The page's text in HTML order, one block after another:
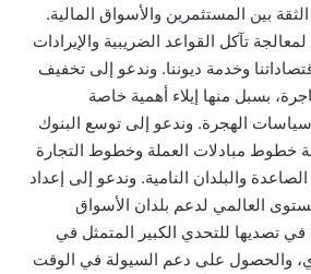
بين المستثمرين والأسواق المالية.
تآكل القواعد الضريبية والإيرادات
وخدمة ديوننا. وندعو إلى تخفيف
بسبل منها إيلاء أهمية خاصة
سياسات الهجرة. وندعو إلى توسع البنوك
خطوط مبادلات العملة وخطوط التجارة
والبلدان النامية. وندعو إلى إعداد
العالمي لدعم بلدان الأسواق
في تصديها للتحدي الكبير المتمثل في
والحصول على دعم السيولة في الوقت